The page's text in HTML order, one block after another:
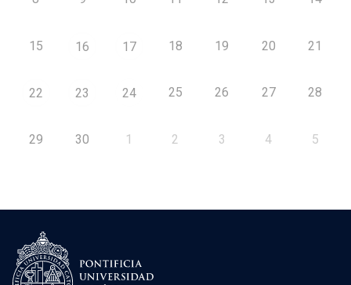
15 16 17 18 19 20 21
22 23 24 25 26 27 28
29 30 1 2 3 4 5